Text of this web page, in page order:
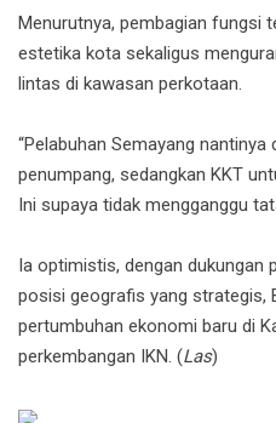
Menurutnya, pembagian fungsi
estetika kota sekaligus
lintas di kawasan perkotaan.
“Pelabuhan Semayang nantinya
penumpang, sedangkan KKT
Ini supaya tidak mengganggu
Ia optimistis, dengan dukungan
posisi geografis yang strategis,
pertumbuhan ekonomi baru di
perkembangan IKN. (Las)